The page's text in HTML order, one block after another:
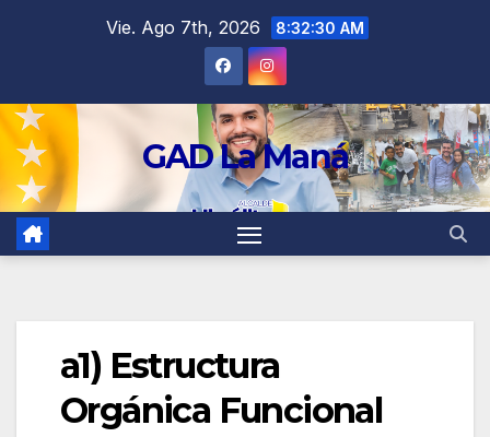
Vie. Ago 7th, 2026 8:32:30 AM
GAD La Maná
a1) Estructura
Orgánica Funcional